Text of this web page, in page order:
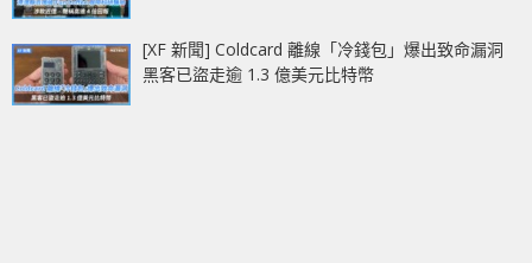
[XF 新聞] Coldcard 離線「冷錢包」爆出致命漏洞
黑客已盜走逾 1.3 億美元比特幣